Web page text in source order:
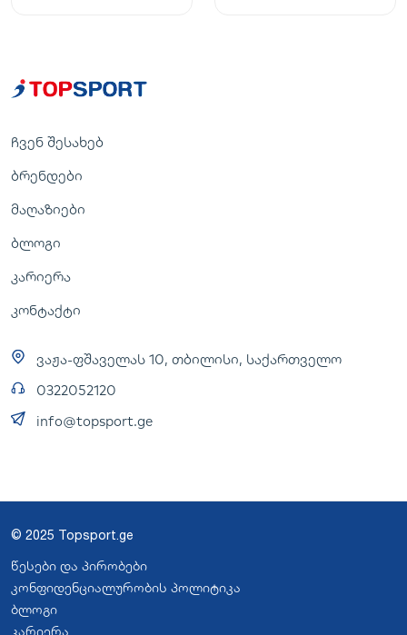
ჩვენ შესახებ
ბრენდები
მაღაზიები
ბლოგი
კარიერა
კონტაქტი
ვაჟა-ფშაველას 10, თბილისი, საქართველო
0322052120
info@topsport.ge
© 2025 Topsport.ge
წესები და პირობები
კონფიდენციალურობის პოლიტიკა
ბლოგი
კარიერა